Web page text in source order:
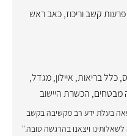
קשב וריכוז,כאב ראש
,כלל בריאות, איילון,מגדל,
מבטחים, הכשרת היישוב
בעלת ידע רב מקשיבה בקשב
ויצאנו בהרגשה טובה."